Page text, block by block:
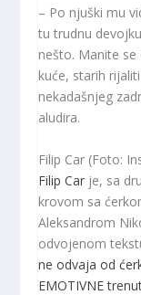
– Po njuški mu
tu trudnu
nešto. Manite
kuće, starih
nekadašnjeg
aludira.
Filip Car (Foto:
Filip Car je, sa
krovom sa
Aleksandrom
odvojenom
ne odvaja od
EMOTIVNE